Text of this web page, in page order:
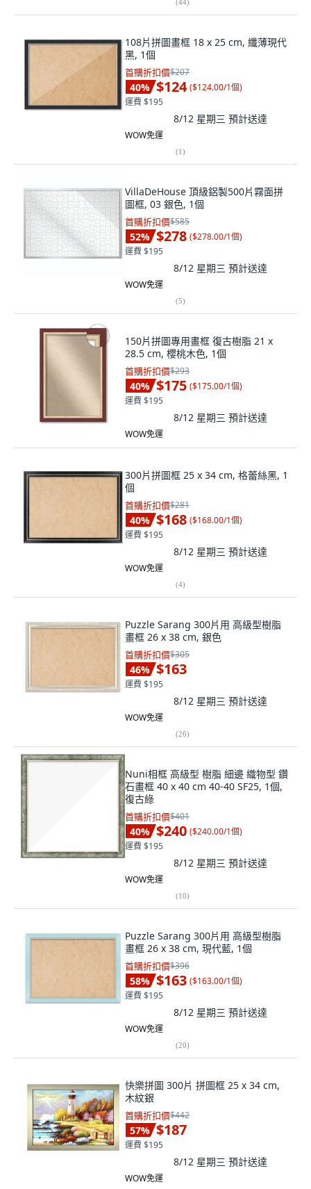
(44)
108片拼圖畫框 18 x 25 cm, 纖薄現代
黑, 1個
首購折扣價$207
40% $124 ($124.00/1個)
運費 $195
8/12 星期三 預計送達
WOW免運
(1)
VillaDeHouse 頂級鋁製500片霧面拼
圖框, 03 銀色, 1個
首購折扣價$585
52% $278 ($278.00/1個)
運費 $195
8/12 星期三 預計送達
WOW免運
(5)
150片拼圖專用畫框 復古樹脂 21 x
28.5 cm, 櫻桃木色, 1個
首購折扣價$293
40% $175 ($175.00/1個)
運費 $195
8/12 星期三 預計送達
WOW免運
300片拼圖框 25 x 34 cm, 格蕾絲黑, 1
個
首購折扣價$281
40% $168 ($168.00/1個)
運費 $195
8/12 星期三 預計送達
WOW免運
(4)
Puzzle Sarang 300片用 高級型樹脂
畫框 26 x 38 cm, 銀色
首購折扣價$305
46% $163
運費 $195
8/12 星期三 預計送達
WOW免運
(26)
Nuni相框 高級型 樹脂 細邊 織物型 鑽
石畫框 40 x 40 cm 40-40 SF25, 1個,
復古綠
首購折扣價$401
40% $240 ($240.00/1個)
運費 $195
8/12 星期三 預計送達
WOW免運
(10)
Puzzle Sarang 300片用 高級型樹脂
畫框 26 x 38 cm, 現代藍, 1個
首購折扣價$396
58% $163 ($163.00/1個)
運費 $195
8/12 星期三 預計送達
WOW免運
(20)
快樂拼圖 300片 拼圖框 25 x 34 cm,
木紋銀
首購折扣價$442
57% $187
運費 $195
8/12 星期三 預計送達
WOW免運